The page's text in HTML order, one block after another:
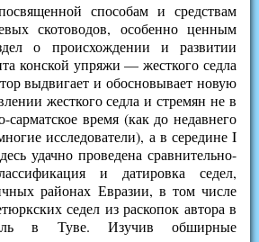
способам и средствам
скотоводов, особенно ценным
о происхождении и развитии
конской упряжи — жесткого седла
выдвигает и обосновывает новую
жесткого седла и стремян не в
сарматское время (как до недавнего
исследователи), а в середине I
удачно проведена сравнительно-
и датировка седел,
районах Евразии, в том числе
седел из раскопок автора в
в Туве. Изучив обширные